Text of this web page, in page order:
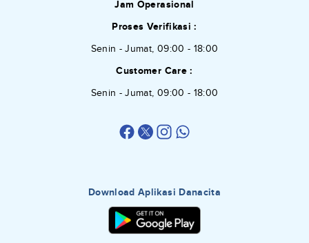
Jam Operasional
Proses Verifikasi :
Senin - Jumat, 09:00 - 18:00
Customer Care :
Senin - Jumat, 09:00 - 18:00
Download Aplikasi Danacita